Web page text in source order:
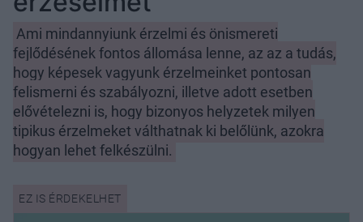
Ami mindannyiunk érzelmi és önismereti
fejlődésének fontos állomása lenne, az az a tudás,
hogy képesek vagyunk érzelmeinket pontosan
felismerni és szabályozni, illetve adott esetben
elővételezni is, hogy bizonyos helyzetek milyen
tipikus érzelmeket válthatnak ki belőlünk, azokra
hogyan lehet felkészülni.